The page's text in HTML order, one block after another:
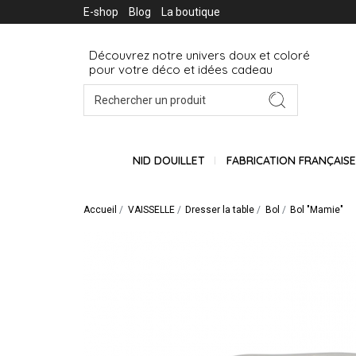
E-shop Blog La boutique
Découvrez notre univers doux et coloré
pour votre déco et idées cadeau
NID DOUILLET FABRICATION FRANÇAISE
Accueil VAISSELLE Dresser la table Bol Bol "Mamie"